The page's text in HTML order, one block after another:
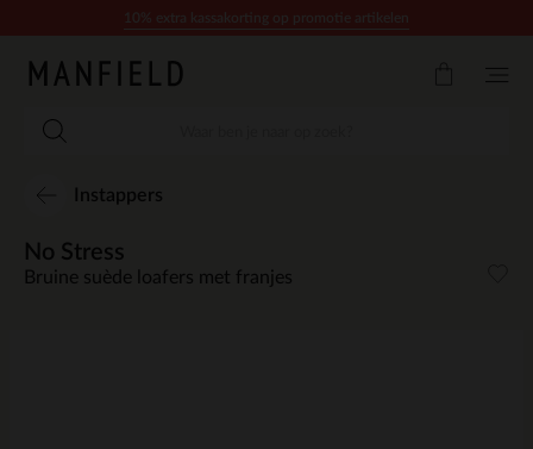
Instappers
No Stress
Bruine suède loafers met franjes